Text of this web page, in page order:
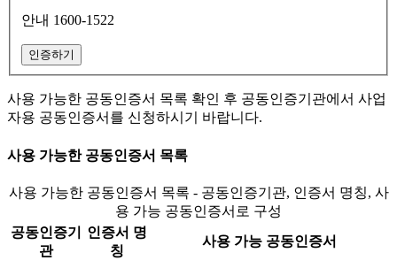
안내 1600-1522
인증하기
사용 가능한 공동인증서 목록 확인 후 공동인증기관에서 사업
자용 공동인증서를 신청하시기 바랍니다.
사용 가능한 공동인증서 목록
사용 가능한 공동인증서 목록 - 공동인증기관, 인증서 명칭, 사
용 가능 공동인증서로 구성
공동인증기
관
인증서 명
칭
사용 가능 공동인증서